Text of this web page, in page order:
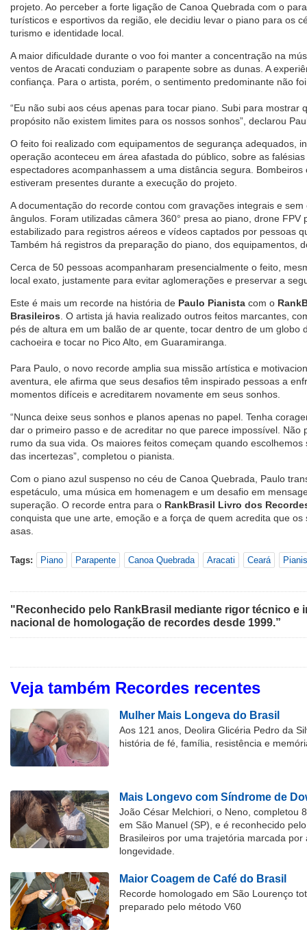
projeto. Ao perceber a forte ligação de Canoa Quebrada com o
turísticos e esportivos da região, ele decidiu levar o piano para os
turismo e identidade local.
A maior dificuldade durante o voo foi manter a concentração na
ventos de Aracati conduziam o parapente sobre as dunas. A
confiança. Para o artista, porém, o sentimento predominante não
“Eu não subi aos céus apenas para tocar piano. Subi para mostrar
propósito não existem limites para os nossos sonhos”, declarou
O feito foi realizado com equipamentos de segurança adequados,
operação aconteceu em área afastada do público, sobre as
espectadores acompanhassem a uma distância segura. Bombeiros
estiveram presentes durante a execução do projeto.
A documentação do recorde contou com gravações integrais e
ângulos. Foram utilizadas câmera 360° presa ao piano, drone FPV
estabilizado para registros aéreos e vídeos captados por pessoas
Também há registros da preparação do piano, dos equipamentos,
Cerca de 50 pessoas acompanharam presencialmente o feito,
local exato, justamente para evitar aglomerações e preservar a
Este é mais um recorde na história de Paulo Pianista com o
Brasileiros . O artista já havia realizado outros feitos marcantes,
pés de altura em um balão de ar quente, tocar dentro de um globo
cachoeira e tocar no Pico Alto, em Guaramiranga.
Para Paulo, o novo recorde amplia sua missão artística e
aventura, ele afirma que seus desafios têm inspirado pessoas a
momentos difíceis e acreditarem novamente em seus sonhos.
“Nunca deixe seus sonhos e planos apenas no papel. Tenha
dar o primeiro passo e de acreditar no que parece impossível. Não
rumo da sua vida. Os maiores feitos começam quando
das incertezas”, completou o pianista.
Com o piano azul suspenso no céu de Canoa Quebrada, Paulo
espetáculo, uma música em homenagem e um desafio em
superação. O recorde entra para o RankBrasil Livro dos
conquista que une arte, emoção e a força de quem acredita que
asas.
Tags: Piano Parapente Canoa Quebrada Aracati Ceará
"Reconhecido pelo RankBrasil mediante rigor técnico e
nacional de homologação de recordes desde 1999.”
Veja também Recordes recentes
Mulher Mais Longeva do Brasil
Aos 121 anos, Deolira Glicéria Pedro da
história de fé, família, resistência e
Mais Longevo com Síndrome de
João César Melchiori, o Neno, completou
em São Manuel (SP), e é reconhecido
Brasileiros por uma trajetória marcada por
longevidade.
Maior Coagem de Café do Brasil
Recorde homologado em São Lourenço
preparado pelo método V60